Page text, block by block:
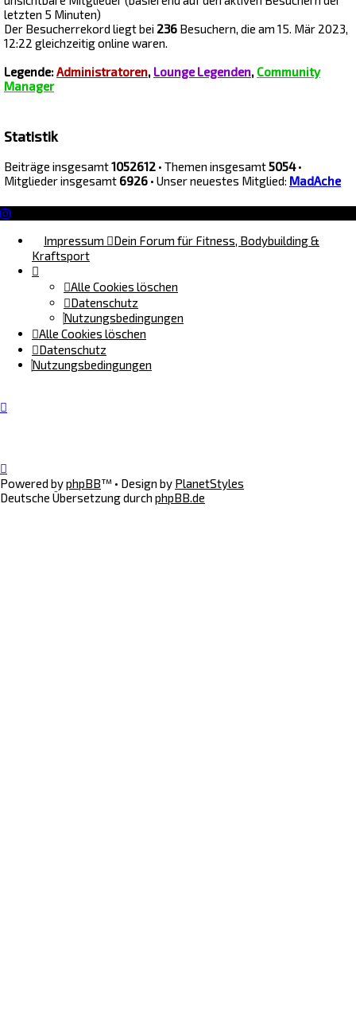
letzten 5 Minuten)
Der Besucherrekord liegt bei 236 Besuchern, die am 15. Mär 2023,
12:22 gleichzeitig online waren.
Legende:Administratoren, Lounge Legenden, Community
Manager
Statistik
Beiträge insgesamt1052612 • Themen insgesamt5054•
Mitglieder insgesamt 6926 • Unser neuestes Mitglied: MadAche
Impressum
Dein Forum für Fitness, Bodybuilding &
Kraftsport
Alle Cookies löschen
Datenschutz
Nutzungsbedingungen
Alle Cookies löschen
Datenschutz
Nutzungsbedingungen
Powered byphpBB™ • Design by PlanetStyles
Deutsche Übersetzung durch phpBB.de